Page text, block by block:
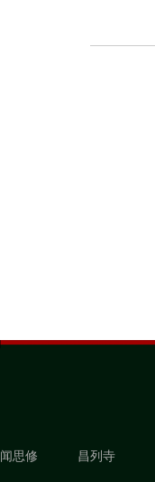
闻思修 昌列寺